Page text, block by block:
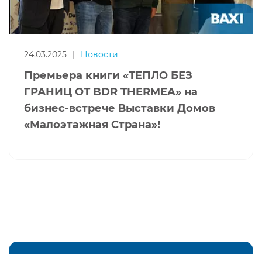
24.03.2025 | Новости
Премьера книги «ТЕПЛО БЕЗ
ГРАНИЦ ОТ BDR THERMEA» на
бизнес-встрече Выставки Домов
«Малоэтажная Страна»!